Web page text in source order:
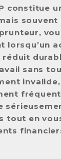
constitue
lorsqu’un
réduit
sans
tout en